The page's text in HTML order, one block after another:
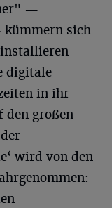
—
kümmern sich
digitale
in ihr
den großen
wird von den